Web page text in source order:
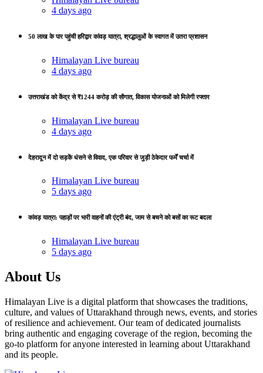
4 days ago
50 लाख के पार पहुंची हरिद्वार कांवड़ यात्रा, श्रद्धालुओं के स्वागत में उतरा प्रशासन
Himalayan Live bureau
4 days ago
उत्तराखंड को केंद्र से ₹1244 करोड़ की सौगात, विकास योजनाओं को मिलेगी रफ्तार
Himalayan Live bureau
4 days ago
देहरादून में दो सड़कें धंसने से विवाद, एक परिवार से जुड़ी ठेकेदार फर्में चर्चा में
Himalayan Live bureau
5 days ago
कांवड़ यात्रा: पहाड़ों पर भारी वाहनों की एंट्री बंद, जाम से बचने को बसों का रूट बदला
Himalayan Live bureau
5 days ago
About Us
Himalayan Live is a digital platform that showcases the traditions,
culture, and values of Uttarakhand through news, events, and stories
of resilience and achievement. Our team of dedicated journalists
bring authentic and engaging coverage of the region, becoming the
go-to platform for anyone interested in learning about Uttarakhand
and its people.